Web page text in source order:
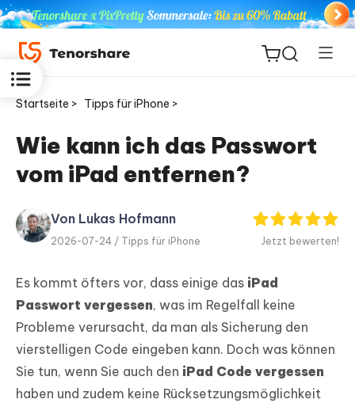
ReiBoot
PDNob
Editor
Neu
iAnyGo
Startseite > Tipps für iPhone >
Wie kann ich das Passwort
vom iPad entfernen?
Von Lukas Hofmann
2026-07-24 / Tipps für iPhone Jetzt bewerten!
Es kommt öfters vor, dass einige das iPad
Passwort vergessen, was im Regelfall keine
Probleme verursacht, da man als Sicherung den
vierstelligen Code eingeben kann. Doch was können
Sie tun, wenn Sie auch den iPad Code vergessen
haben und zudem keine Rücksetzungsmöglichkeit